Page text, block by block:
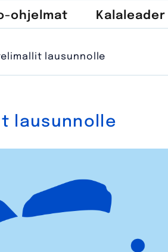
ohjelmat Kala­leader
lausunnolle
lausunnolle